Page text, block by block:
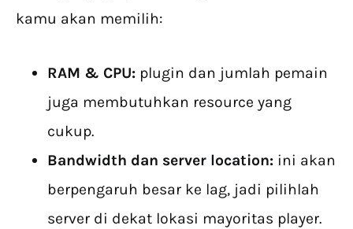
kamu akan memilih:
RAM & CPU: plugin dan jumlah pemain
juga membutuhkan resource yang
cukup.
Bandwidth dan server location: ini akan
berpengaruh besar ke lag, jadi pilihlah
server di dekat lokasi mayoritas player.